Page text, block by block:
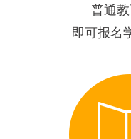
普通
即可报名